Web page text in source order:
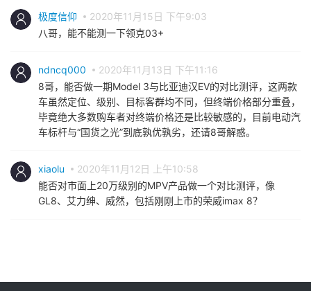
极度信仰
2020年11月15日 下午9:03
八哥，能不能测一下领克03+
ndncq000
2020年11月13日 下午11:16
8哥，能否做一期Model 3与比亚迪汉EV的对比测评，这两款
车虽然定位、级别、目标客群均不同，但终端价格部分重叠，
毕竟绝大多数购车者对终端价格还是比较敏感的，目前电动汽
车标杆与“国货之光”到底孰优孰劣，还请8哥解惑。
xiaolu
2020年11月12日 上午10:58
能否对市面上20万级别的MPV产品做一个对比测评，像
GL8、艾力绅、威然，包括刚刚上市的荣威imax 8？